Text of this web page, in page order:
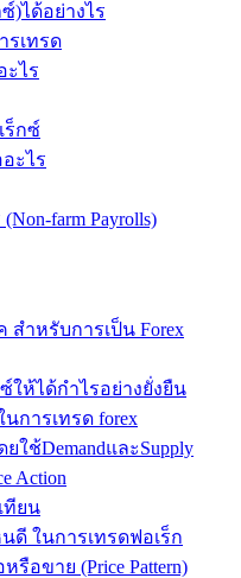
)ได้อย่างไร
รเทรด
ะไร
ร็กซ์
อะไร
farm Payrolls)
ำหรับการเป็น Forex
ให้ได้กำไรอย่างยั่งยืน
การเทรด forex
ใช้DemandและSupply
Action
ทียน
นดี ในการเทรดฟอเร็ก
อขาย (Price Pattern)